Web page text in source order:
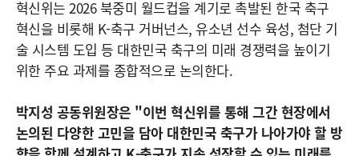
혁신위는 2026 북중미 월드컵을 계기로 촉발된 한국 축구
혁신을 비롯해 K-축구 거버넌스, 유소년 선수 육성, 첨단 기
술 시스템 도입 등 대한민국 축구의 미래 경쟁력을 높이기
위한 주요 과제를 종합적으로 논의한다.
박지성 공동위원장은 "이번 혁신위를 통해 그간 현장에서
논의된 다양한 고민을 담아 대한민국 축구가 나아가야 할 방